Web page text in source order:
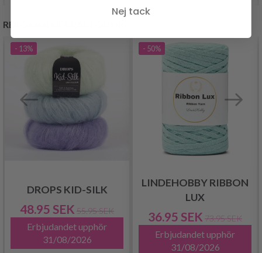
REKOMMENDERAS FÖR DIG
- 13%
DROPS KID-SILK
48.95 SEK 55.95 SEK
Erbjudandet upphör
31/08/2026
- 50%
LINDEHOBBY RIBBON
LUX
36.95 SEK 73.95 SEK
Erbjudandet upphör
31/08/2026
Nej tack